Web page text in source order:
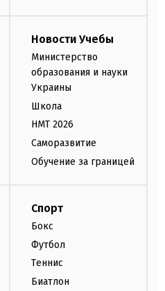
Новости Учебы
Министерство
образования и науки
Украины
Школа
НМТ 2026
Саморазвитие
Обучение за границей
Спорт
Бокс
Футбол
Теннис
Биатлон